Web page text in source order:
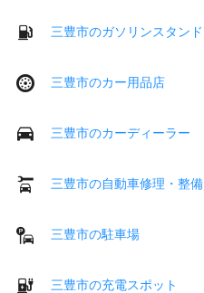
三豊市のガソリンスタンド
三豊市のカー用品店
三豊市のカーディーラー
三豊市の自動車修理・整備
三豊市の駐車場
三豊市の充電スポット